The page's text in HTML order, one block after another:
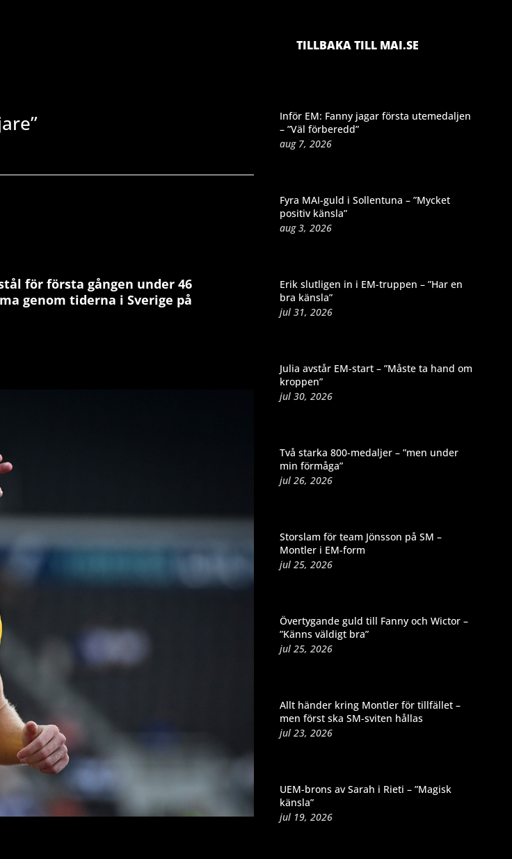
TILLBAKA TILL MAI.SE
för första gången under 46
genom tiderna i Sverige på
Inför EM: Fanny jagar första utemedaljen
– ”Väl förberedd”
aug 7, 2026
Fyra MAI-guld i Sollentuna – ”Mycket
positiv känsla”
aug 3, 2026
Erik slutligen in i EM-truppen – ”Har en
bra känsla”
jul 31, 2026
Julia avstår EM-start – ”Måste ta hand om
kroppen”
jul 30, 2026
Två starka 800-medaljer – ”men under
min förmåga”
jul 26, 2026
Storslam för team Jönsson på SM –
Montler i EM-form
jul 25, 2026
Övertygande guld till Fanny och Wictor –
”Känns väldigt bra”
jul 25, 2026
Allt händer kring Montler för tillfället –
men först ska SM-sviten hållas
jul 23, 2026
UEM-brons av Sarah i Rieti – ”Magisk
känsla”
jul 19, 2026